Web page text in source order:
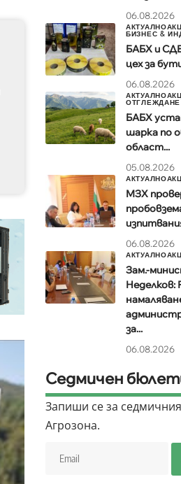
06.08.2026
АКТУАЛНО
БИЗНЕС &
БАБХ и
цех за
06.08.2026
АКТУАЛНО
ОТГЛЕЖДАНЕ
БАБХ
шарка по
област...
05.08.2026
АКТУАЛНО
МЗХ
06.08.2026
АКТУАЛНО
Зам.-
Неделков:
за...
06.08.2026
Седмичен
Запиши се за
Агрозона.